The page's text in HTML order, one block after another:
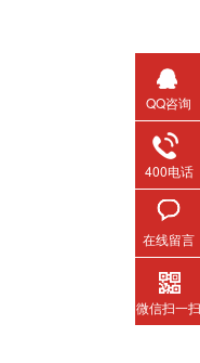
QQ咨询
400电话
在线留言
微信扫一扫